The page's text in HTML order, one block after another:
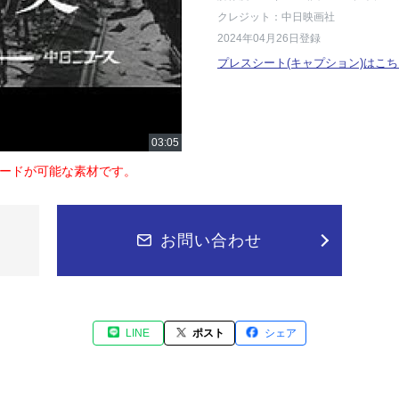
が可能な素材です。
クレジット：中日映画社
2024年04月26日登録
プレスシート(キャプション)はこ
お問い合わせ
LINE ポスト シェア